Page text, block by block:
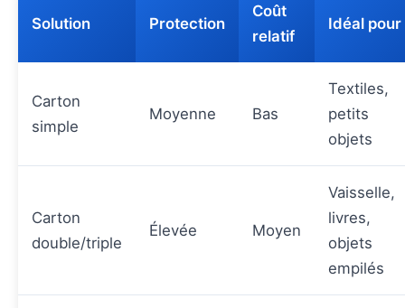
Solution Protection
Coût
relatif
Idéal pour
Carton
simple
Moyenne Bas
Textiles,
petits
objets
Carton
double/triple
Élevée Moyen
Vaisselle,
livres,
objets
empilés